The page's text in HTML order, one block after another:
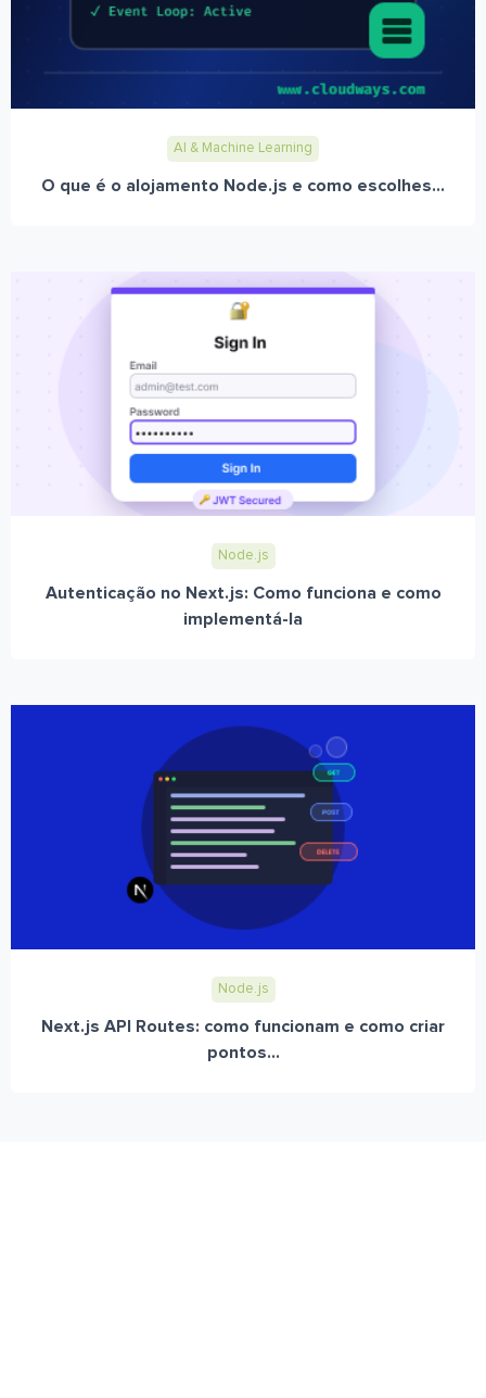
AI & Machine Learning
O que é o alojamento Node.js e como escolhes...
Node.js
Autenticação no Next.js: Como funciona e como
implementá-la
Node.js
Next.js API Routes: como funcionam e como criar
pontos...